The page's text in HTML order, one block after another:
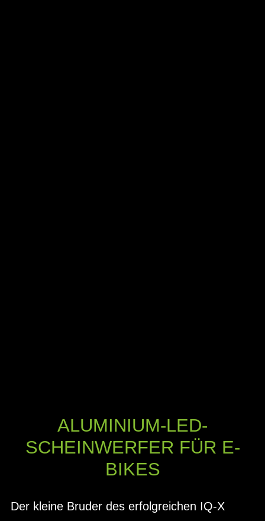
ALUMINIUM-LED-
SCHEINWERFER FÜR E-
BIKES
Der kleine Bruder des erfolgreichen IQ-X